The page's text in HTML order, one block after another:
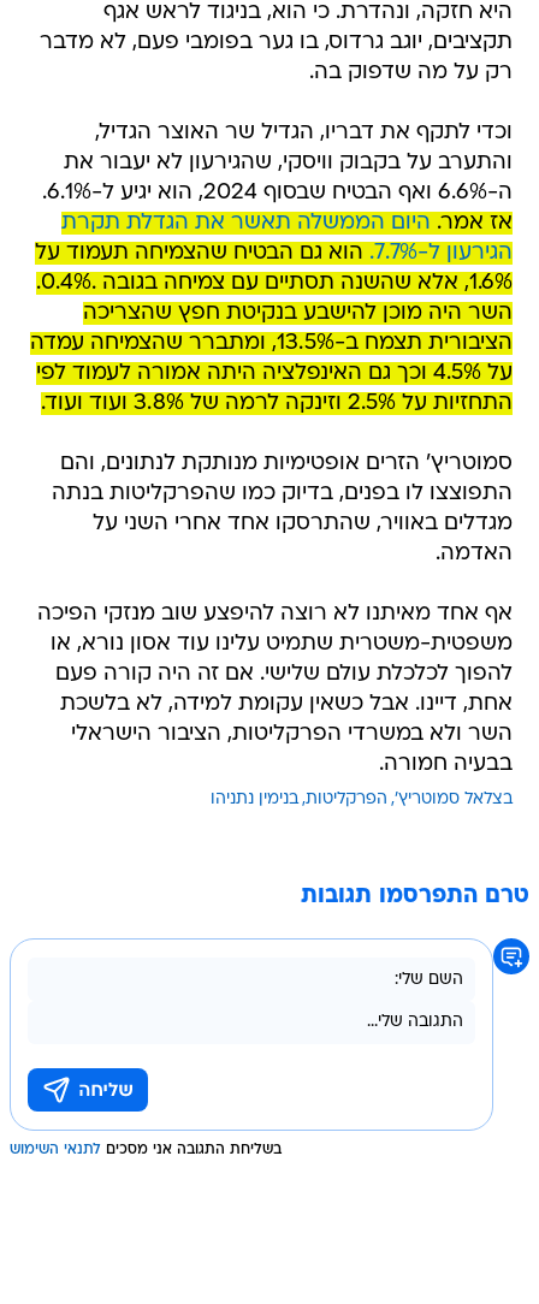
היא חזקה, ונהדרת. כי הוא, בניגוד לראש אגף
תקציבים, יוגב גרדוס, בו גער בפומבי פעם, לא מדבר
רק על מה שדפוק בה.
וכדי לתקף את דבריו, הגדיל שר האוצר הגדיל,
והתערב על בקבוק וויסקי, שהגירעון לא יעבור את
ה-6.6% ואף הבטיח שבסוף 2024, הוא יגיע ל-6.1%.
אז אמר. היום הממשלה תאשר את הגדלת תקרת
הגירעון ל-7.7%.
הוא גם הבטיח שהצמיחה תעמוד על
1.6%, אלא שהשנה תסתיים עם צמיחה בגובה .0.4%.
השר היה מוכן להישבע בנקיטת חפץ שהצריכה
הציבורית תצמח ב-13.5%, ומתברר שהצמיחה עמדה
על 4.5% וכך גם האינפלציה היתה אמורה לעמוד לפי
התחזיות על 2.5% וזינקה לרמה של 3.8% ועוד ועוד.
סמוטריץ' הזרים אופטימיות מנותקת לנתונים, והם
התפוצצו לו בפנים, בדיוק כמו שהפרקליטות בנתה
מגדלים באוויר, שהתרסקו אחד אחרי השני על
האדמה.
אף אחד מאיתנו לא רוצה להיפצע שוב מנזקי הפיכה
משפטית-משטרית שתמיט עלינו עוד אסון נורא, או
להפוך לכלכלת עולם שלישי. אם זה היה קורה פעם
אחת, דיינו. אבל כשאין עקומת למידה, לא בלשכת
השר ולא במשרדי הפרקליטות, הציבור הישראלי
בבעיה חמורה.
בצלאל סמוטריץ' הפרקליטות בנימין נתניהו
טרם התפרסמו תגובות
בשליחת התגובה אני מסכים לתנאי השימוש